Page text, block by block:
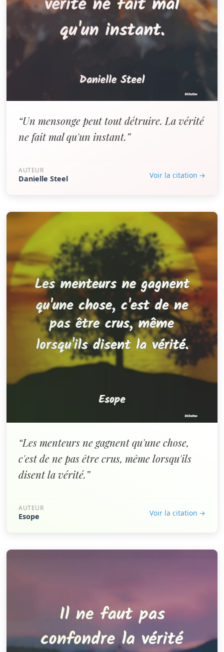
“Un mensonge peut tout détruire. La vérité
ne fait mal qu'un instant.”
AUTEUR
Danielle Steel Voir la citation →
“Les menteurs ne gagnent qu'une chose,
c'est de ne pas être crus, même lorsqu'ils
disent la vérité.”
AUTEUR
Esope Voir la citation →